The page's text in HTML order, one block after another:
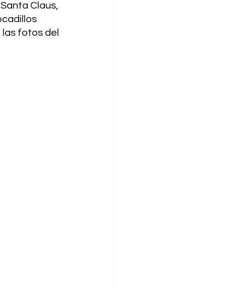
Claus,
fotos del